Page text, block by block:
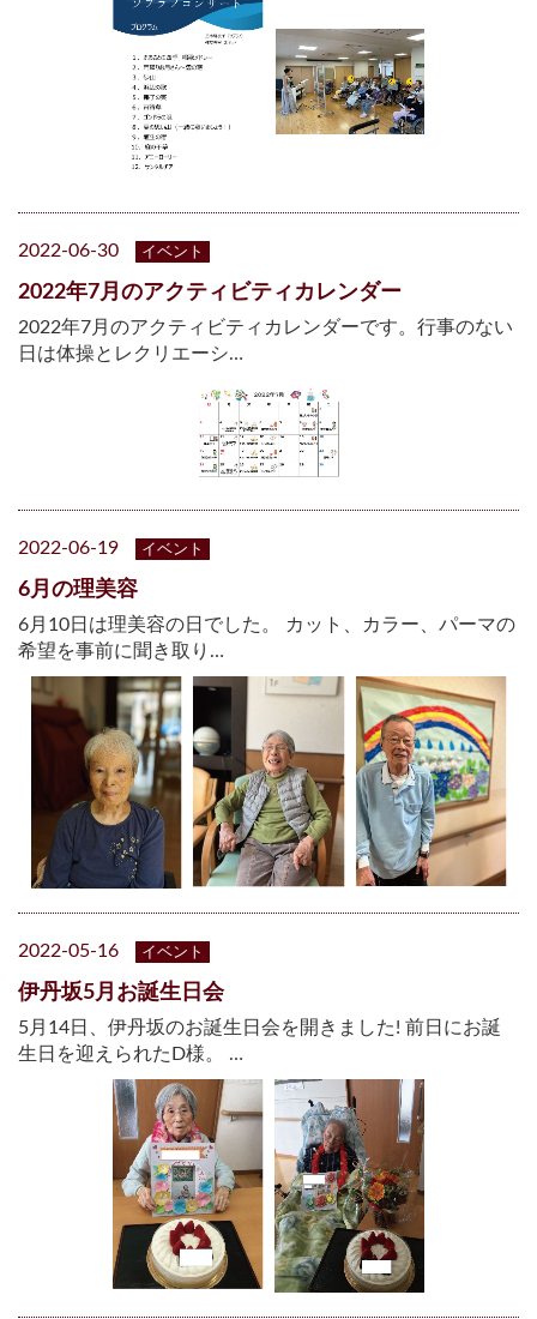
2022-06-30 イベント
2022年7月のアクティビティカレンダー
2022年7月のアクティビティカレンダーです。行事のない
日は体操とレクリエーシ…
2022-06-19 イベント
6月の理美容
6月10日は理美容の日でした。 カット、カラー、パーマの
希望を事前に聞き取り…
2022-05-16 イベント
伊丹坂5月お誕生日会
5月14日、伊丹坂のお誕生日会を開きました! 前日にお誕
生日を迎えられたD様。 …